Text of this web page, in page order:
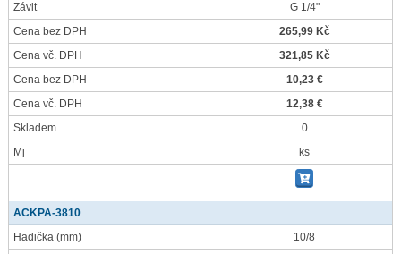
Závit
G 1/4"
Cena bez DPH
265,99 Kč
Cena vč. DPH
321,85 Kč
Cena bez DPH
10,23 €
Cena vč. DPH
12,38 €
Skladem
0
Mj
ks
ACKPA-3810
Hadička (mm)
10/8